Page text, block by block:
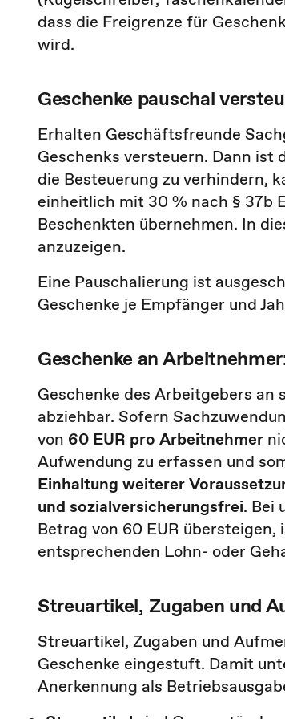
dass die Freigrenze für
wird.
Geschenke pauschal
Erhalten Geschäftsfreunde
Geschenks versteuern. Dann ist
die Besteuerung zu verhindern,
einheitlich mit 30 % nach § 37b
Beschenkten übernehmen. In
anzuzeigen.
Eine Pauschalierung ist
Geschenke je Empfänger und
Geschenke an
Geschenke des Arbeitgebers an
abziehbar. Sofern
von 60 EUR pro Arbeitnehmer
Aufwendung zu erfassen und
Einhaltung weiterer
und sozialversicherungsfrei. Bei
Betrag von 60 EUR
entsprechenden Lohn- oder
Streuartikel, Zugaben und
Streuartikel, Zugaben und
Geschenke eingestuft. Damit
Anerkennung als